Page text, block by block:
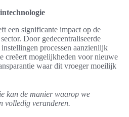
een significante impact op de
Door gedecentraliseerde
processen aanzienlijk
creëert mogelijkheden voor nieuwe
waar dit vroeger moeilijk
kan de manier waarop we
volledig veranderen.